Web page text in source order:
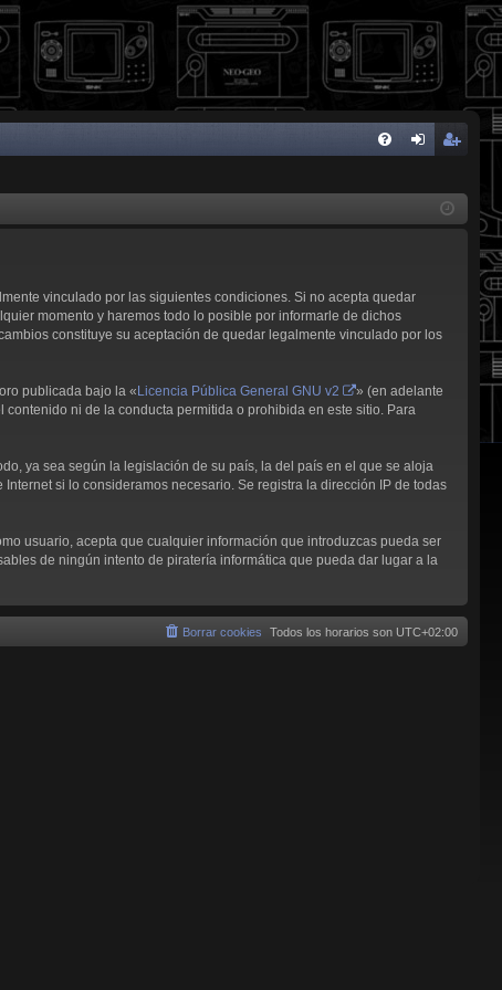
se
ist
vinculado por las siguientes condiciones. Si no acepta quedar
momento y haremos todo lo posible por informarle de dichos
constituye su aceptación de quedar legalmente vinculado por los
publicada bajo la «Licencia Pública General GNU v2
» (en adelante
ni de la conducta permitida o prohibida en este sitio. Para
ya sea según la legislación de su país, la del país en el que se aloja
si lo consideramos necesario. Se registra la dirección IP de todas
usuario, acepta que cualquier información que introduzcas pueda ser
de ningún intento de piratería informática que pueda dar lugar a la
Todos los horarios son UTC+02:00
Borrar cookies